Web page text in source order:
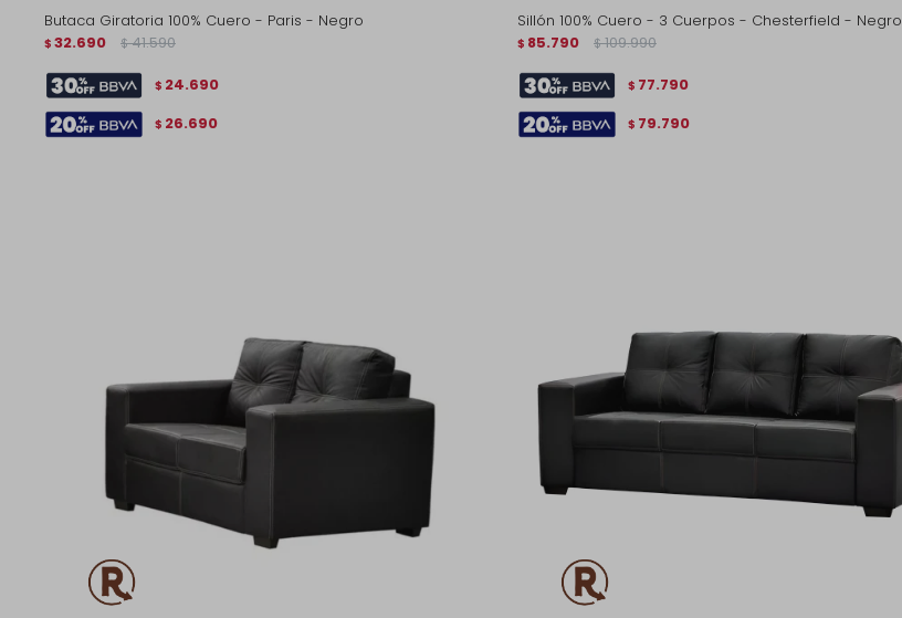
Butaca Giratoria 100% Cuero - Paris - Negro
$ 32.690 $ 41.590
$ 24.690
$ 26.690
Sillón 100% Cuero - 3 Cuerpos - Chesterfield - Negro
$ 85.790 $ 109.990
$ 77.790
$ 79.790